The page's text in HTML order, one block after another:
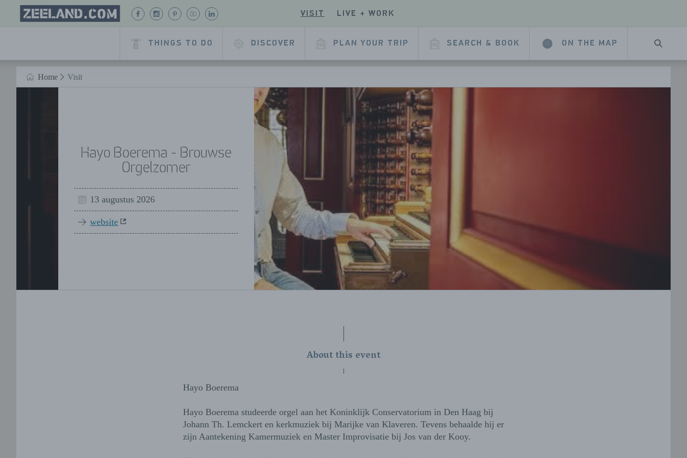
Naar hoofdinhoud
Homepage
Zeeland.com
CHECK
PAGE
CHECK OUT
PAGE
CHECK OUT
PAGE
CHECK
CHANNEL
CHECK
PAGE
VISIT LIVE + WORK
THINGS TO DO DISCOVER PLAN YOUR TRIP SEARCH & BOOK ON THE MAP
HOME
Home Visit
Hayo Boerema - Brouwse
Orgelzomer
13 augustus 2026
website
About this event
Hayo Boerema
Hayo Boerema studeerde orgel aan het Koninklijk Conservatorium in Den Haag bij
Johann Th. Lemckert en kerkmuziek bij Marijke van Klaveren. Tevens behaalde hij er
zijn Aantekening Kamermuziek en Master Improvisatie bij Jos van der Kooy.